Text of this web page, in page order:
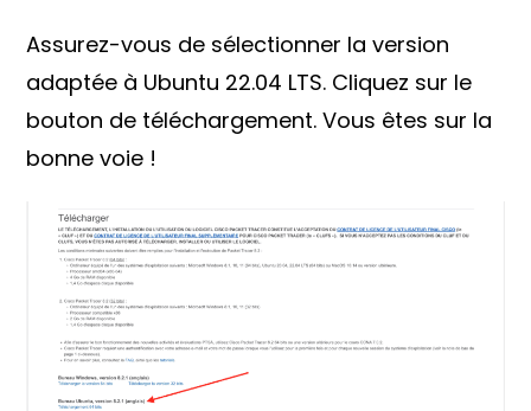
Assurez-vous de sélectionner la version
adaptée à Ubuntu 22.04 LTS. Cliquez sur le
bouton de téléchargement. Vous êtes sur la
bonne voie !